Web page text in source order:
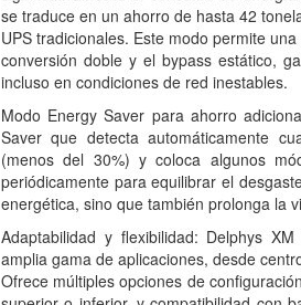
se traduce en un ahorro de hasta 42
UPS tradicionales. Este modo permite
conversión doble y el bypass estático,
incluso en condiciones de red inestables.
Modo Energy Saver para ahorro
Saver que detecta automáticamente
(menos del 30%) y coloca algunos
periódicamente para equilibrar el
energética, sino que también prolonga la
Adaptabilidad y flexibilidad: Delphys
amplia gama de aplicaciones, desde
Ofrece múltiples opciones de